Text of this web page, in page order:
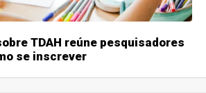
TDAH reúne pesquisadores
se inscrever